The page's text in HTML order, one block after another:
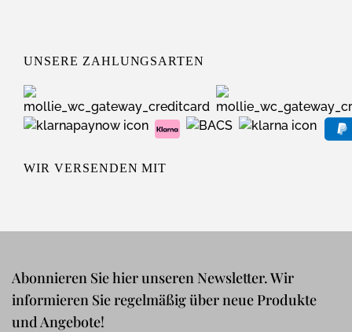
UNSERE ZAHLUNGSARTEN
WIR VERSENDEN MIT
Abonnieren Sie hier unseren Newsletter. Wir
informieren Sie regelmäßig über neue Produkte
und Angebote!